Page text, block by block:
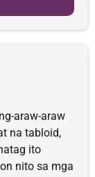
araw-araw
na tabloid,
ito
nito sa mga